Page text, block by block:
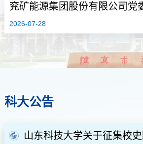
2026-07-28
科大公告